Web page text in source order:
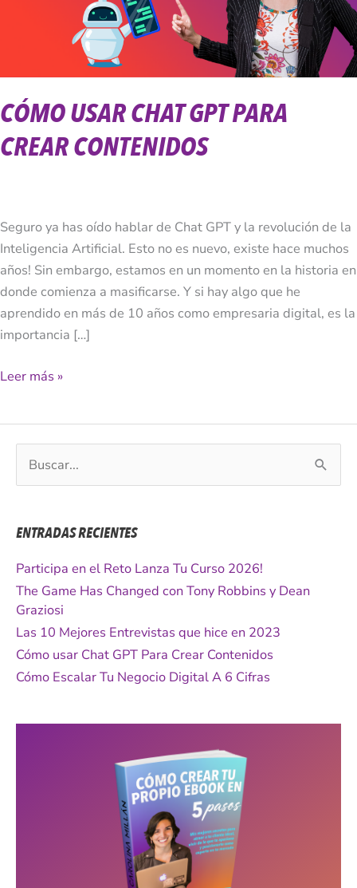
CÓMO USAR CHAT GPT PARA
CREAR CONTENIDOS
Seguro ya has oído hablar de Chat GPT y la revolución de la
Inteligencia Artificial. Esto no es nuevo, existe hace muchos
años! Sin embargo, estamos en un momento en la historia en
donde comienza a masificarse. Y si hay algo que he
aprendido en más de 10 años como empresaria digital, es la
importancia […]
Leer más »
u
a
r
p
o
r
:
ENTRADAS RECIENTES
Participa en el Reto Lanza Tu Curso 2026!
The Game Has Changed con Tony Robbins y Dean
Graziosi
Las 10 Mejores Entrevistas que hice en 2023
Cómo usar Chat GPT Para Crear Contenidos
Cómo Escalar Tu Negocio Digital A 6 Cifras